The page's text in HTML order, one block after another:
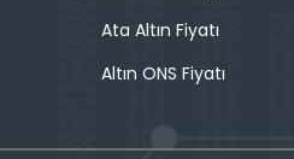
Ata Altın Fiyatı
Altın ONS Fiyatı